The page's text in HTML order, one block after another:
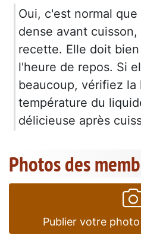
Oui, c'est normal
dense avant
recette. Elle doit
l'heure de repos. Si
beaucoup, vérifiez la
température du
délicieuse après
Photos des
Publier votre